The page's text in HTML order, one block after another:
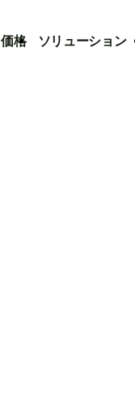
価格 ソリューション